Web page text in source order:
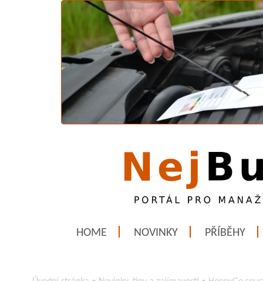
HOME NOVINKY PŘÍBĚHY